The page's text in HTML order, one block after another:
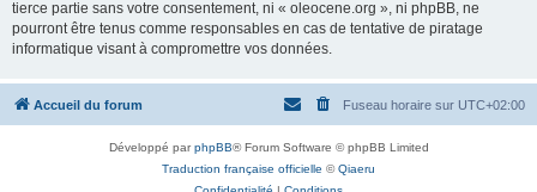
tierce partie sans votre consentement, ni « oleocene.org », ni phpBB, ne
pourront être tenus comme responsables en cas de tentative de piratage
informatique visant à compromettre vos données.
Accueil du forum Fuseau horaire sur UTC+02:00
Développé parphpBB® Forum Software © phpBB Limited
Traduction française officielle ©Qiaeru